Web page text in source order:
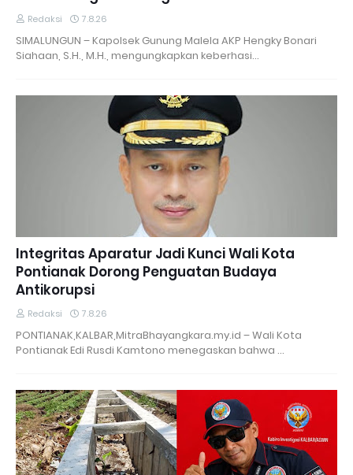
Redaksi 7.8.26
SIMALUNGUN – Kapolsek Gunung Malela AKP Hengky Bonari
Siahaan, S.H., M.H., mengungkapkan keberhasi…
Integritas Aparatur Jadi Kunci Wali Kota
Pontianak Dorong Penguatan Budaya
Antikorupsi
Redaksi 7.8.26
PONTIANAK,KALBAR,MitraBhayangkara.my.id – Wali Kota
Pontianak Edi Rusdi Kamtono menegaskan bahwa …